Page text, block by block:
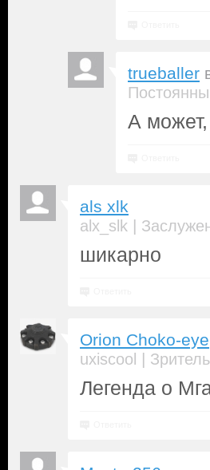
trueballer
А может,
als xlk
alx_slk |
шикарно
Orion Choko-eye
uxiscool | Зритель
Легенда о